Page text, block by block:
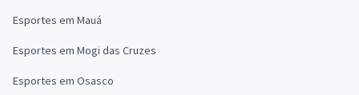
Esportes em Mauá
Esportes em Mogi das Cruzes
Esportes em Osasco